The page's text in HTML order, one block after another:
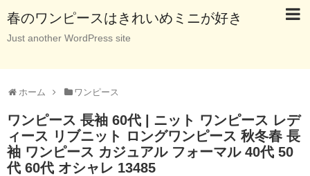
春のワンピースはきれいめミニが好き
Just another WordPress site
ホーム ワンピース
ワンピース 長袖 60代 | ニット ワンピース レデ
ィース リブニット ロングワンピース 秋冬春 長
袖 ワンピース カジュアル フォーマル 40代 50
代 60代 オシャレ 13485